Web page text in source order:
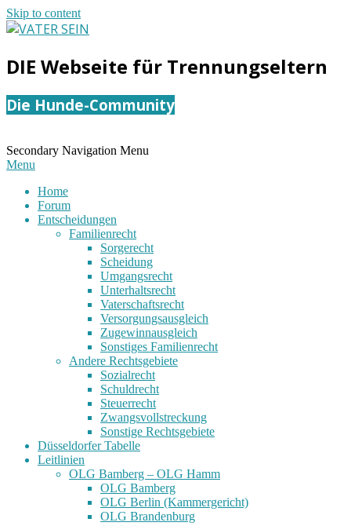
Skip to content
SEIN
DIE Webseite für Trennungseltern
Die Hunde-Community
Secondary Navigation Menu
Menu
Home
Forum
Entscheidungen
Familienrecht
Sorgerecht
Scheidung
Umgangsrecht
Unterhaltsrecht
Vaterschaftsrecht
Versorgungsausgleich
Zugewinnausgleich
Sonstiges Familienrecht
Andere Rechtsgebiete
Sozialrecht
Schuldrecht
Steuerrecht
Zwangsvollstreckung
Sonstige Rechtsgebiete
Düsseldorfer Tabelle
Leitlinien
OLG Bamberg – OLG Hamm
OLG Bamberg
OLG Berlin (Kammergericht)
OLG Brandenburg